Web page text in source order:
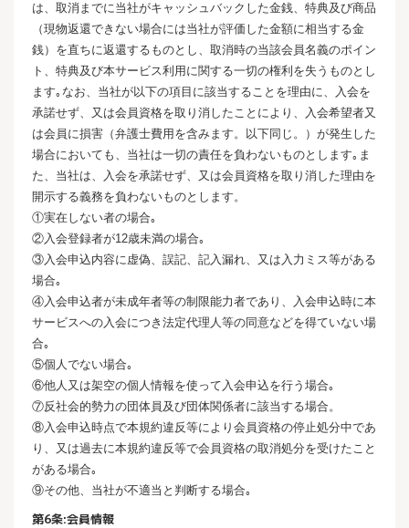
は、取消までに当社がキャッシュバックした金銭、特典及び商品
（現物返還できない場合には当社が評価した金額に相当する金
銭）を直ちに返還するものとし、取消時の当該会員名義のポイン
ト、特典及び本サービス利用に関する一切の権利を失うものとし
ます｡なお、当社が以下の項目に該当することを理由に、入会を
承諾せず、又は会員資格を取り消したことにより、入会希望者又
は会員に損害（弁護士費用を含みます。以下同じ。）が発生した
場合においても、当社は一切の責任を負わないものとします｡ま
た、当社は、入会を承諾せず、又は会員資格を取り消した理由を
開示する義務を負わないものとします。
①実在しない者の場合｡
②入会登録者が12歳未満の場合｡
③入会申込内容に虚偽、誤記、記入漏れ、又は入力ミス等がある
場合｡
④入会申込者が未成年者等の制限能力者であり、入会申込時に本
サービスへの入会につき法定代理人等の同意などを得ていない場
合｡
⑤個人でない場合｡
⑥他人又は架空の個人情報を使って入会申込を行う場合｡
⑦反社会的勢力の団体員及び団体関係者に該当する場合。
⑧入会申込時点で本規約違反等により会員資格の停止処分中であ
り、又は過去に本規約違反等で会員資格の取消処分を受けたこと
がある場合｡
⑨その他、当社が不適当と判断する場合｡
第6条:会員情報